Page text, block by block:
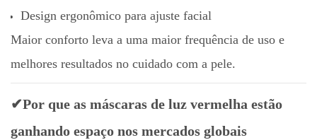
Design ergonômico para ajuste facial
Maior conforto leva a uma maior frequência de uso e
melhores resultados no cuidado com a pele.
✔Por que as máscaras de luz vermelha estão
ganhando espaço nos mercados globais